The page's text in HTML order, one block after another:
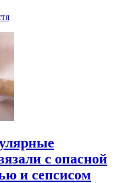
с опасной
и сепсисом